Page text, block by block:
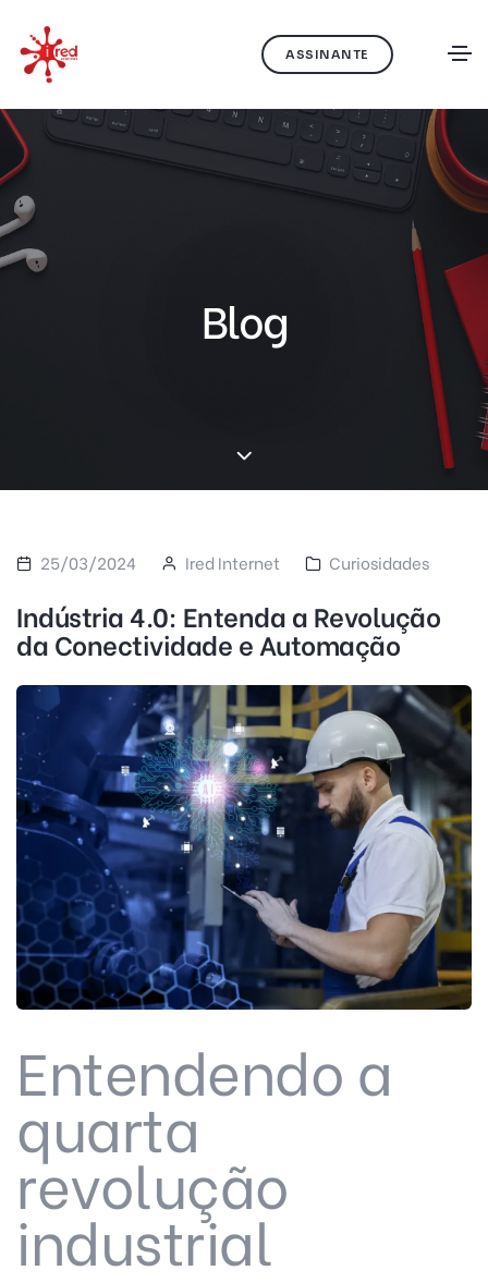
ASSINANTE
Blog
25/03/2024 Ired Internet Curiosidades
Indústria 4.0: Entenda a Revolução
da Conectividade e Automação
Entendendo a
quarta
revolução
industrial